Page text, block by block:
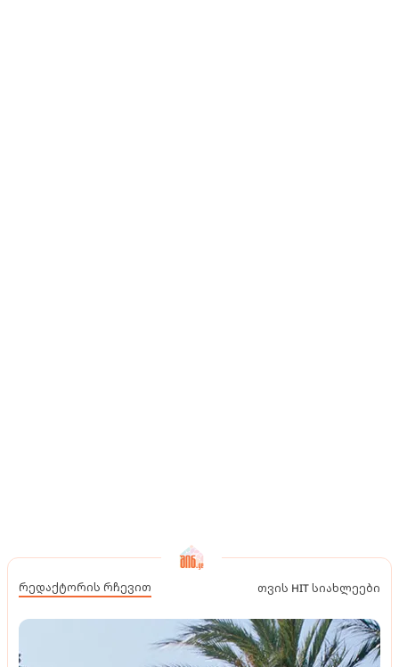
რედაქტორის რჩევით თვის HIT სიახლეები